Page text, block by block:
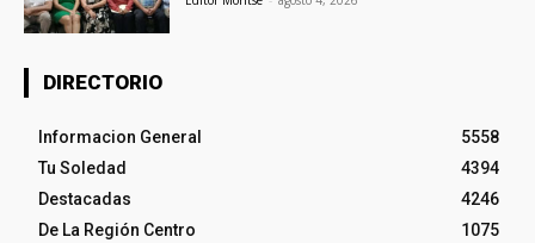
DIRECTORIO
Informacion General
5558
Tu Soledad
4394
Destacadas
4246
De La Región Centro
1075